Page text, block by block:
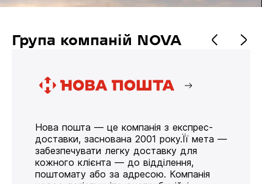
Група компаній NOVA
Нова пошта — це компанія з експрес-
доставки, заснована 2001 року.Її мета —
забезпечувати легку доставку для
кожного клієнта — до відділення,
поштомату або за адресою. Компанія